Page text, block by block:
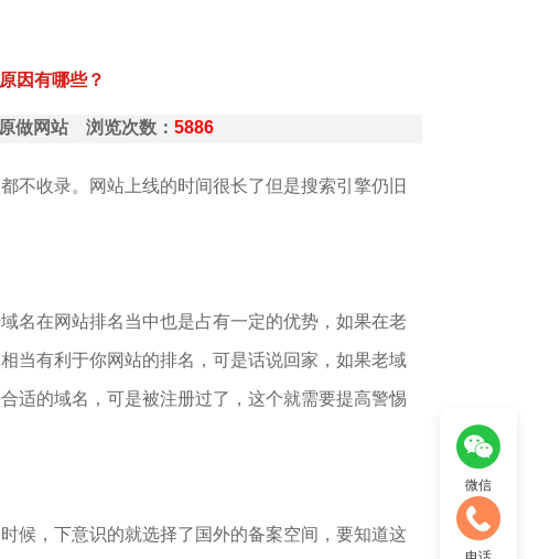
因有哪些？
做网站 浏览次数： 5886
不收录。网站上线的时间很长了但是搜索引擎仍旧
名在网站排名当中也是占有一定的优势，如果在老
当有利于你网站的排名，可是话说回家，如果老域
适的域名，可是被注册过了，这个就需要提高警惕
候，下意识的就选择了国外的备案空间，要知道这
微信